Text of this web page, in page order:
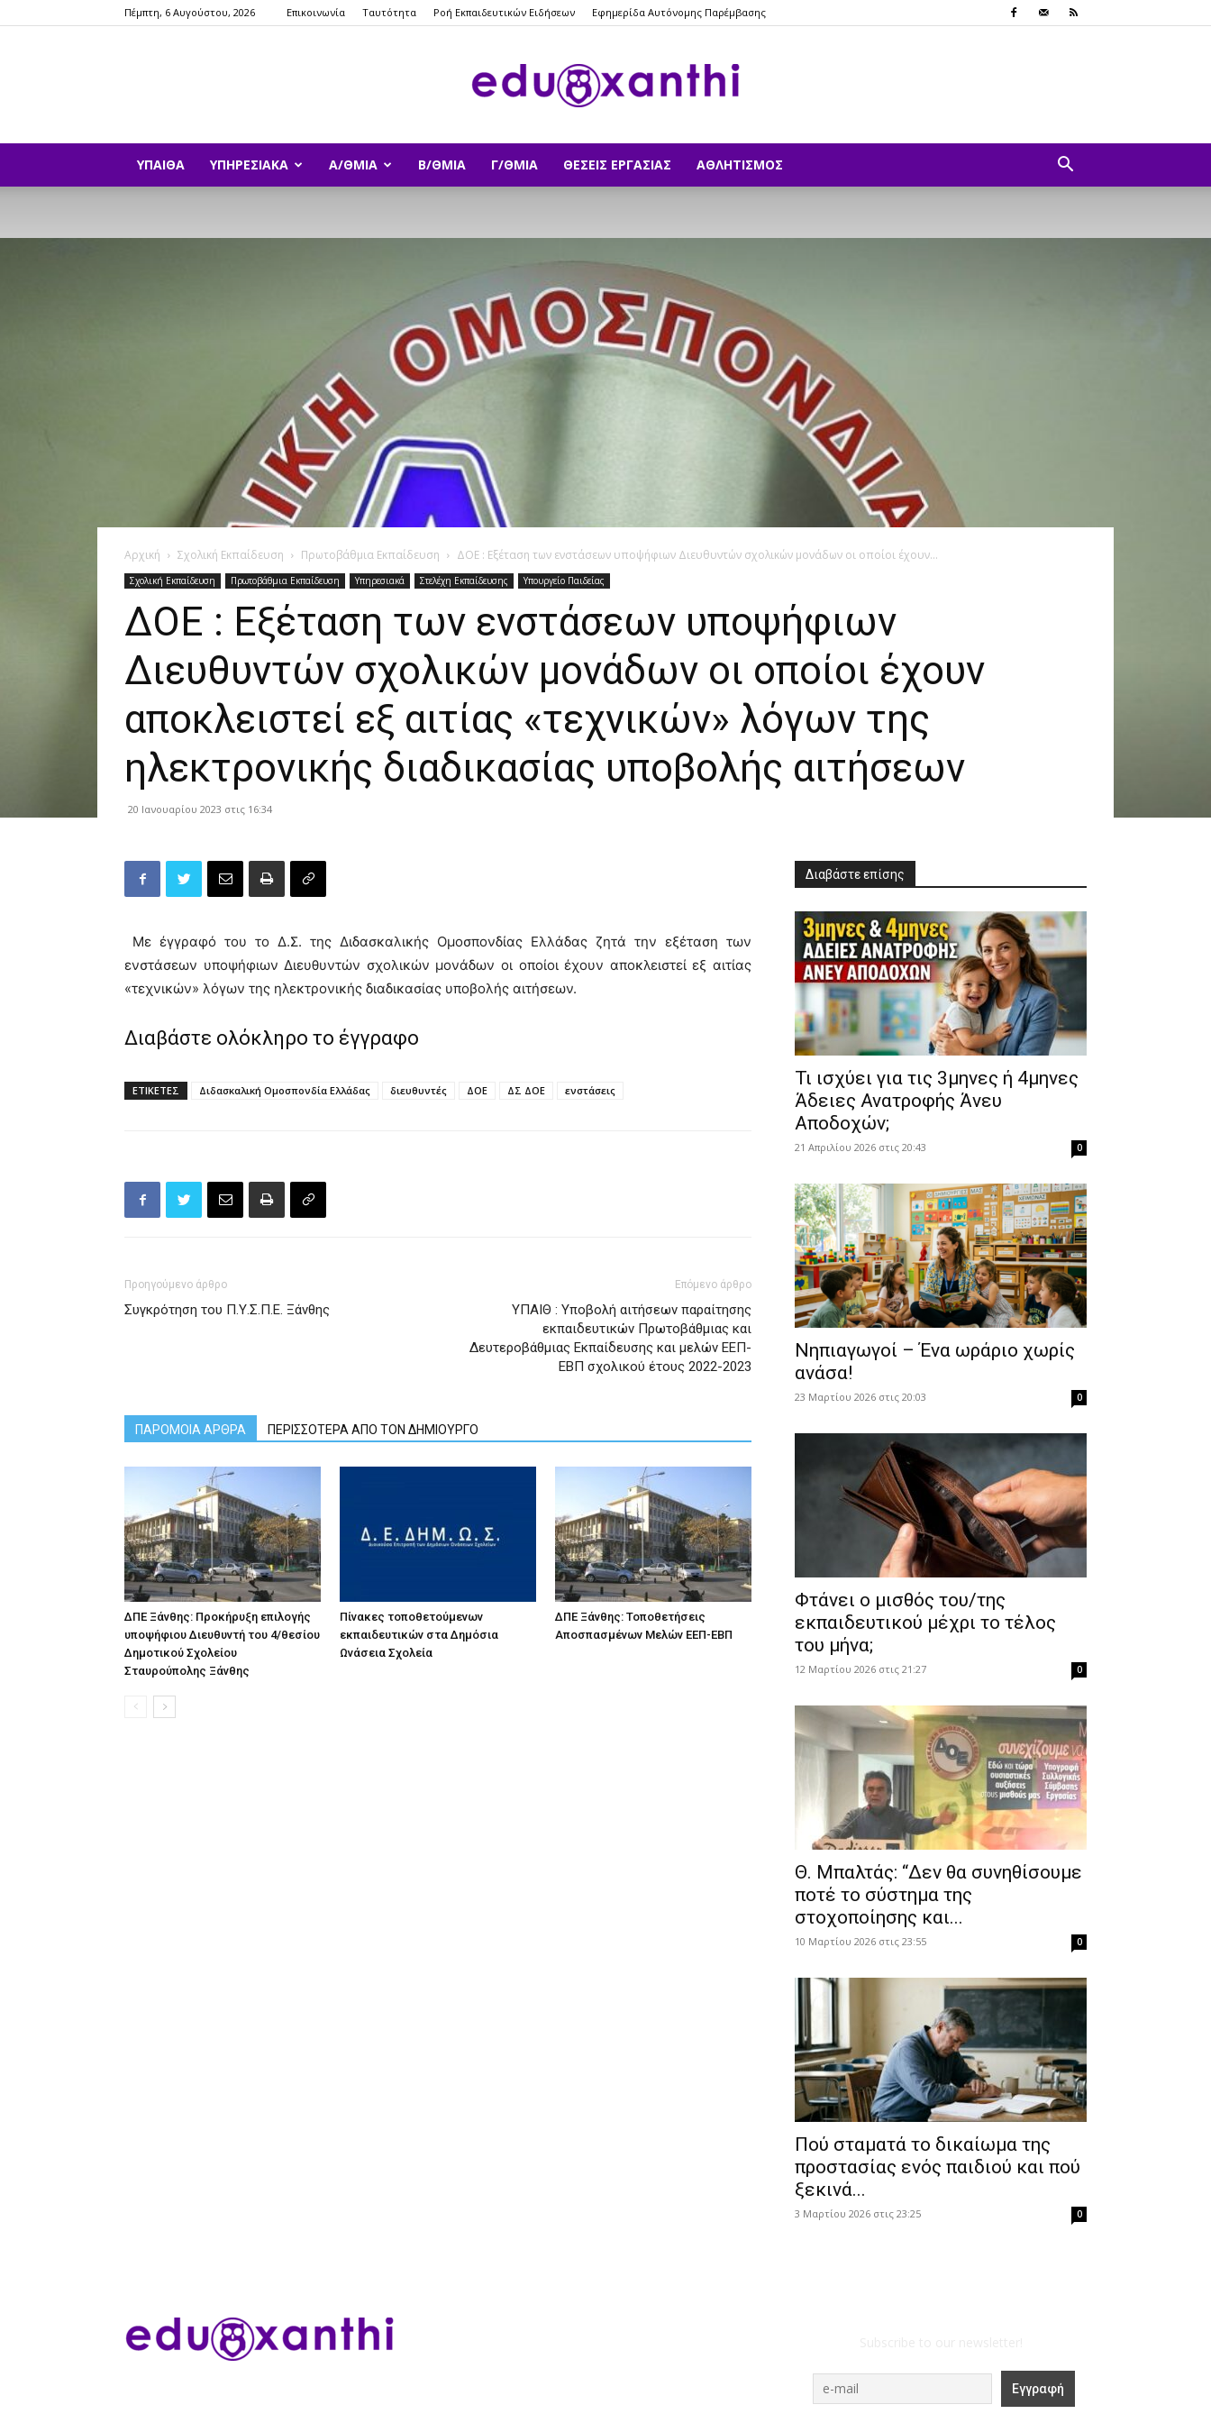
Πέμπτη, 6 Αυγούστου, 2026 Επικοινωνία Ταυτότητα Ροή Εκπαιδευτικών Ειδήσεων Εφημερίδα Αυτόνομης Παρέμβασης
eduxanthi
ΥΠΑΙΘΑ ΥΠΗΡΕΣΙΑΚΆ Α/ΘΜΙΑ Β/ΘΜΙΑ Γ/ΘΜΙΑ ΘΈΣΕΙΣ ΕΡΓΑΣΊΑΣ ΑΘΛΗΤΙΣΜΌΣ
Αρχική Σχολική Εκπαίδευση Πρωτοβάθμια Εκπαίδευση ΔΟΕ : Εξέταση των ενστάσεων υποψήφιων Διευθυντών σχολικών μονάδων οι οποίοι έχουν...
Σχολική Εκπαίδευση Πρωτοβάθμια Εκπαίδευση Υπηρεσιακά Στελέχη Εκπαίδευσης Υπουργείο Παιδείας
ΔΟΕ : Εξέταση των ενστάσεων υποψήφιων
Διευθυντών σχολικών μονάδων οι οποίοι έχουν
αποκλειστεί εξ αιτίας «τεχνικών» λόγων της
ηλεκτρονικής διαδικασίας υποβολής αιτήσεων
20 Ιανουαρίου 2023 στις 16:34
Με έγγραφό του το Δ.Σ. της Διδασκαλικής Ομοσπονδίας Ελλάδας ζητά την εξέταση των
ενστάσεων υποψήφιων Διευθυντών σχολικών μονάδων οι οποίοι έχουν αποκλειστεί εξ αιτίας
«τεχνικών» λόγων της ηλεκτρονικής διαδικασίας υποβολής αιτήσεων.
Διαβάστε ολόκληρο το έγγραφο
ΕΤΙΚΕΤΕΣ Διδασκαλική Ομοσπονδία Ελλάδας διευθυντές ΔΟΕ ΔΣ ΔΟΕ ενστάσεις
Προηγούμενο άρθρο
Συγκρότηση του Π.Υ.Σ.Π.Ε. Ξάνθης
Επόμενο άρθρο
ΥΠΑΙΘ : Υποβολή αιτήσεων παραίτησης
εκπαιδευτικών Πρωτοβάθμιας και
Δευτεροβάθμιας Εκπαίδευσης και μελών ΕΕΠ-
ΕΒΠ σχολικού έτους 2022-2023
ΠΑΡΟΜΟΙΑ ΑΡΘΡΑ ΠΕΡΙΣΣΟΤΕΡΑ ΑΠΟ ΤΟΝ ΔΗΜΙΟΥΡΓΟ
ΔΠΕ Ξάνθης: Προκήρυξη επιλογής
υποψήφιου Διευθυντή του 4/θεσίου
Δημοτικού Σχολείου
Σταυρούπολης Ξάνθης
Πίνακες τοποθετούμενων
εκπαιδευτικών στα Δημόσια
Ωνάσεια Σχολεία
ΔΠΕ Ξάνθης: Τοποθετήσεις
Αποσπασμένων Μελών ΕΕΠ-ΕΒΠ
Διαβάστε επίσης
​Τι ισχύει για τις 3μηνες ή 4μηνες
Άδειες Ανατροφής Άνευ
Αποδοχών;
21 Απριλίου 2026 στις 20:43 0
Νηπιαγωγοί – Ένα ωράριο χωρίς
ανάσα!
23 Μαρτίου 2026 στις 20:03 0
Φτάνει ο μισθός του/της
εκπαιδευτικού μέχρι το τέλος
του μήνα;
12 Μαρτίου 2026 στις 21:27 0
Θ. Μπαλτάς: “Δεν θα συνηθίσουμε
ποτέ το σύστημα της
στοχοποίησης και...
10 Μαρτίου 2026 στις 23:55 0
Πού σταματά το δικαίωμα της
προστασίας ενός παιδιού και πού
ξεκινά...
3 Μαρτίου 2026 στις 23:25 0